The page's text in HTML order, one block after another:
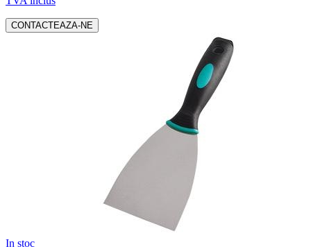
CONTACTEAZA-NE
In stoc